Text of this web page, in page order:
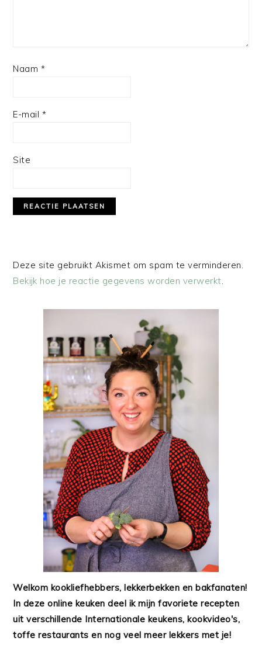
Naam *
E-mail *
Site
Deze site gebruikt Akismet om spam te verminderen.
Bekijk hoe je reactie gegevens worden verwerkt
Welkom kookliefhebbers, lekkerbekken en bakfanaten!
In deze online keuken deel ik mijn favoriete recepten
uit verschillende Internationale keukens, kookvideo's,
toffe restaurants en nog veel meer lekkers met je!